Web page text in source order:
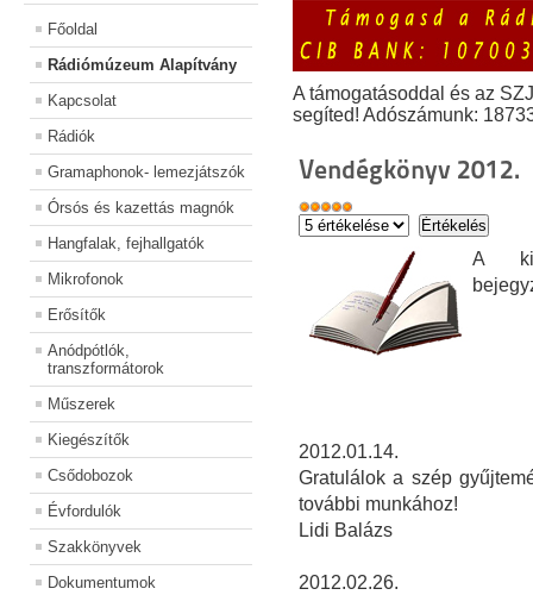
Főoldal
Rádiómúzeum Alapítvány
Kapcsolat
Rádiók
Gramaphonok- lemezjátszók
Órsós és kazettás magnók
Hangfalak, fejhallgatók
Mikrofonok
Erősítők
Anódpótlók,
transzformátorok
Műszerek
Kiegészítők
Csődobozok
Évfordulók
Szakkönyvek
Dokumentumok
A támogatásoddal és az
segíted! Adószámunk:
Vendégkönyv 2012.
A
2012.01.14.
Gratulálok a szép
további munkához!
Lidi Balázs
2012.02.26.